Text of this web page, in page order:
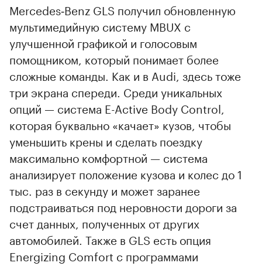
Mercedes‑Benz GLS получил обновленную
мультимедийную систему MBUX с
улучшенной графикой и голосовым
помощником, который понимает более
сложные команды. Как и в Audi, здесь тоже
три экрана спереди. Среди уникальных
опций — система E-Active Body Control,
которая буквально «качает» кузов, чтобы
уменьшить крены и сделать поездку
максимально комфортной — система
анализирует положение кузова и колес до 1
тыс. раз в секунду и может заранее
подстраиваться под неровности дороги за
счет данных, полученных от других
автомобилей. Также в GLS есть опция
Energizing Comfort с программами